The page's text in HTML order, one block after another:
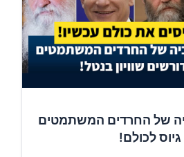
של החרדים המשתמטים
לכולם!